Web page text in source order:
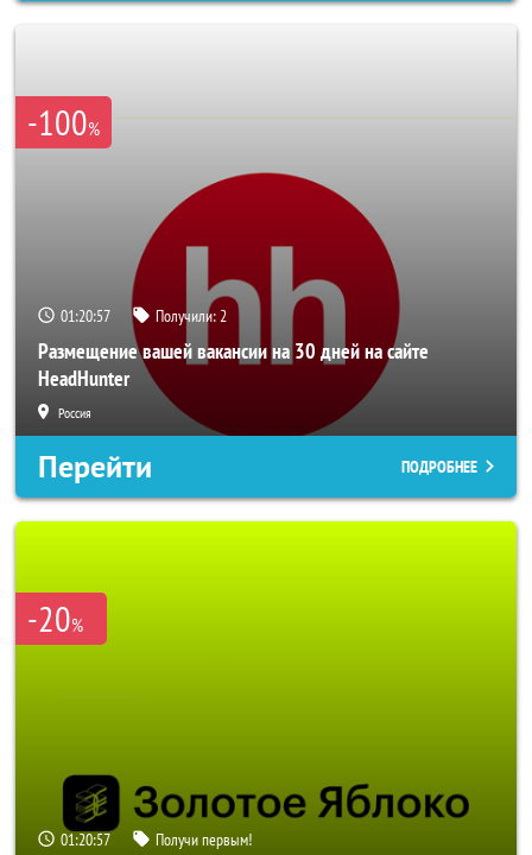
-100%
01:20:56 Получили:2
Размещение вашей вакансии на 30 дней на сайте
HeadHunter
Россия
Перейти ПОДРОБНЕЕ
-20%
01:20:56 Получи первым!